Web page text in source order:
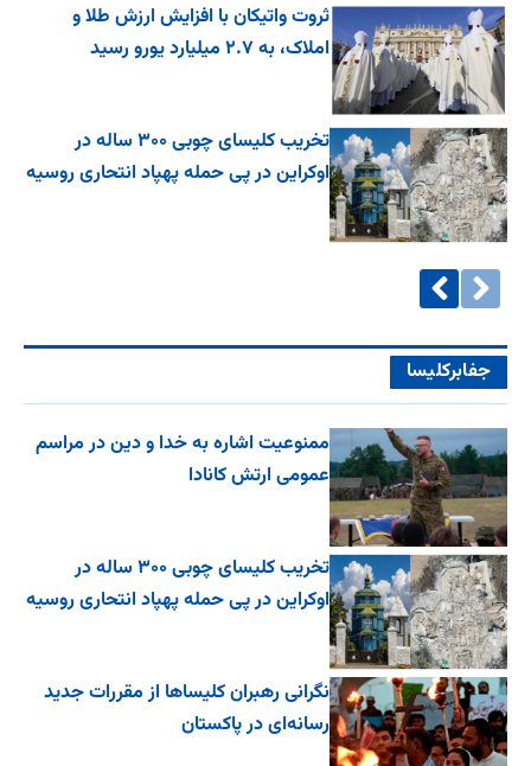
ثروت واتیکان با افزایش ارزش طلا و
املاک، به ۲.۷ میلیارد یورو رسید
تخریب کلیسای چوبی ۳۰۰ ساله در
اوکراین در پی حمله پهپاد انتحاری روسیه
جفا‌بر‌کلیسا
ممنوعیت اشاره به خدا و دین در مراسم
عمومی ارتش کانادا
تخریب کلیسای چوبی ۳۰۰ ساله در
اوکراین در پی حمله پهپاد انتحاری روسیه
نگرانی رهبران کلیساها از مقررات جدید
رسانه‌ای در پاکستان